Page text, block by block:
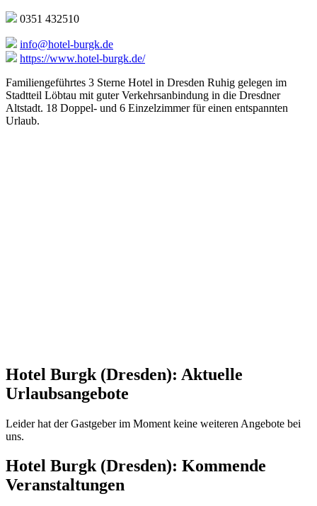
0351 432510
info@hotel-burgk.de
https://www.hotel-burgk.de/
Familiengeführtes 3 Sterne Hotel in Dresden Ruhig gelegen im
Stadtteil Löbtau mit guter Verkehrsanbindung in die Dresdner
Altstadt. 18 Doppel- und 6 Einzelzimmer für einen entspannten
Urlaub.
Hotel Burgk (Dresden): Aktuelle
Urlaubsangebote
Leider hat der Gastgeber im Moment keine weiteren Angebote bei
uns.
Hotel Burgk (Dresden): Kommende
Veranstaltungen